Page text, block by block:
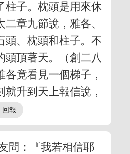
柱子。枕頭是用來休
章九節說，雅各、
頭、枕頭和柱子。不
頭頂著天。（創二八
竟看見一個梯子，
升到天上報信說，
問：『我若相信耶